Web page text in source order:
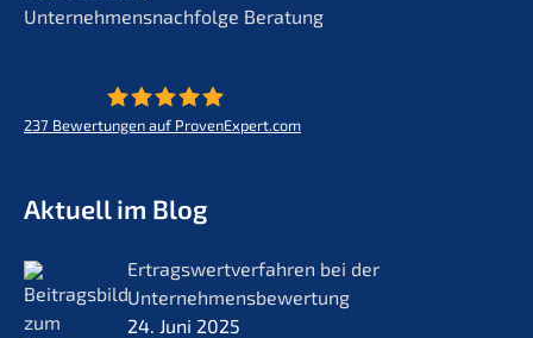
Unternehmensnachfolge Beratung
237 Bewertungen auf ProvenExpert.com
Aktuell im Blog
Ertrags­wert­ver­fah­ren bei der
Unternehmensbewertung
24. Juni 2025